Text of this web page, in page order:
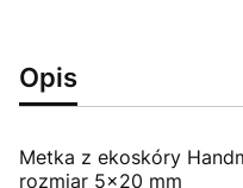
Opis
Metka z ekoskóry
rozmiar 5x20 mm